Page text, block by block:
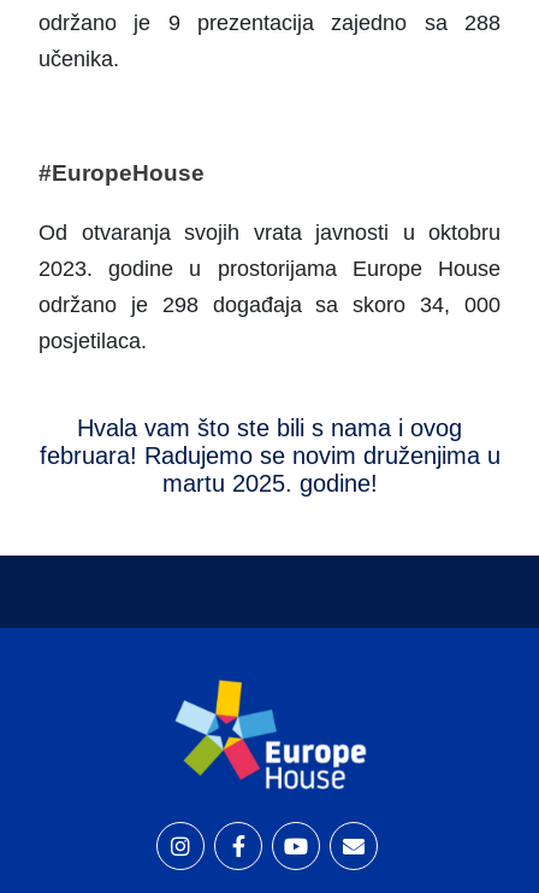
održano je 9 prezentacija zajedno sa 288
učenika.
#EuropeHouse
Od otvaranja svojih vrata javnosti u oktobru
2023. godine u prostorijama Europe House
održano je 298 događaja sa skoro 34, 000
posjetilaca.
Hvala vam što ste bili s nama i ovog
februara! Radujemo se novim druženjima u
martu 2025. godine!